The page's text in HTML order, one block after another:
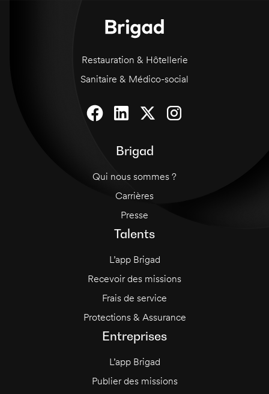
Restauration & Hôtellerie
Sanitaire & Médico-social
Brigad
Qui nous sommes ?
Carrières
Presse
Talents
L’app Brigad
Recevoir des missions
Frais de service
Protections & Assurance
Entreprises
L’app Brigad
Publier des missions